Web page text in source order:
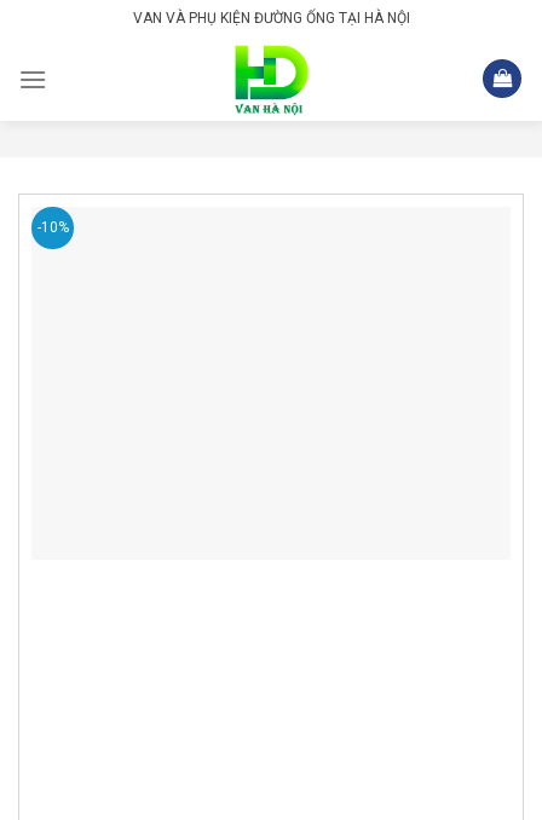
content
VAN VÀ PHỤ KIỆN ĐƯỜNG ỐNG TẠI HÀ NỘI
-10%